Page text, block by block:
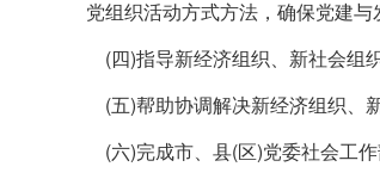
党组织活动方式方法，确保党建与
(四)指导新经济组织、新社会组
(五)帮助协调解决新经济组织、
(六)完成市、县(区)党委社会工